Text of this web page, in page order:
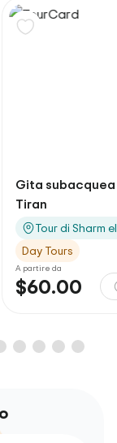
Gita
Tiran
Tour di Sharm
Day Tours
A partire da
$60.00